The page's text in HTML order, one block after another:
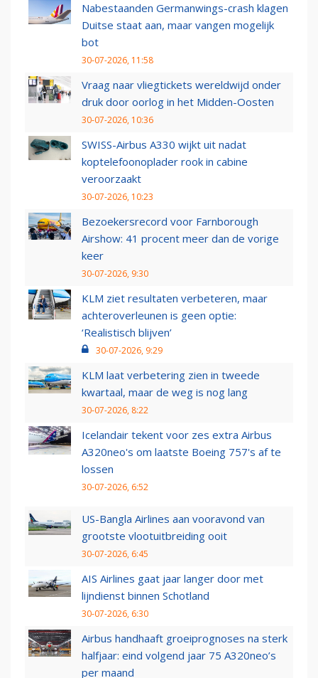
Nabestaanden Germanwings-crash klagen
Duitse staat aan, maar vangen mogelijk
bot
30-07-2026, 11:58
Vraag naar vliegtickets wereldwijd onder
druk door oorlog in het Midden-Oosten
30-07-2026, 10:36
SWISS-Airbus A330 wijkt uit nadat
koptelefoonoplader rook in cabine
veroorzaakt
30-07-2026, 10:23
Bezoekersrecord voor Farnborough
Airshow: 41 procent meer dan de vorige
keer
30-07-2026, 9:30
KLM ziet resultaten verbeteren, maar
achteroverleunen is geen optie:
‘Realistisch blijven’
30-07-2026, 9:29
KLM laat verbetering zien in tweede
kwartaal, maar de weg is nog lang
30-07-2026, 8:22
Icelandair tekent voor zes extra Airbus
A320neo's om laatste Boeing 757's af te
lossen
30-07-2026, 6:52
US-Bangla Airlines aan vooravond van
grootste vlootuitbreiding ooit
30-07-2026, 6:45
AIS Airlines gaat jaar langer door met
lijndienst binnen Schotland
30-07-2026, 6:30
Airbus handhaaft groeiprognoses na sterk
halfjaar: eind volgend jaar 75 A320neo’s
per maand